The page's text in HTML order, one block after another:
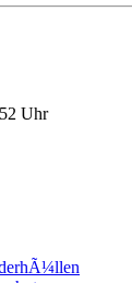
Uhr